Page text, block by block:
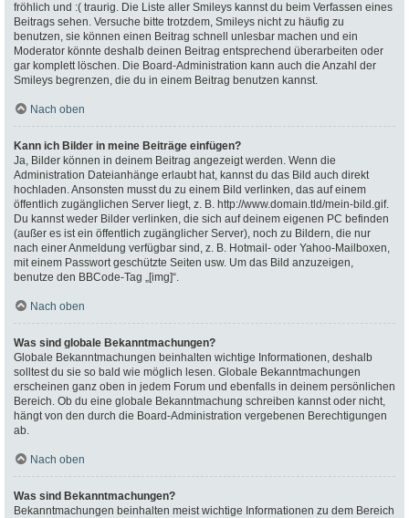
fröhlich und :( traurig. Die Liste aller Smileys kannst du beim Verfassen eines
Beitrags sehen. Versuche bitte trotzdem, Smileys nicht zu häufig zu
benutzen, sie können einen Beitrag schnell unlesbar machen und ein
Moderator könnte deshalb deinen Beitrag entsprechend überarbeiten oder
gar komplett löschen. Die Board-Administration kann auch die Anzahl der
Smileys begrenzen, die du in einem Beitrag benutzen kannst.
Nach oben
Kann ich Bilder in meine Beiträge einfügen?
Ja, Bilder können in deinem Beitrag angezeigt werden. Wenn die
Administration Dateianhänge erlaubt hat, kannst du das Bild auch direkt
hochladen. Ansonsten musst du zu einem Bild verlinken, das auf einem
öffentlich zugänglichen Server liegt, z. B. http://www.domain.tld/mein-bild.gif.
Du kannst weder Bilder verlinken, die sich auf deinem eigenen PC befinden
(außer es ist ein öffentlich zugänglicher Server), noch zu Bildern, die nur
nach einer Anmeldung verfügbar sind, z. B. Hotmail- oder Yahoo-Mailboxen,
mit einem Passwort geschützte Seiten usw. Um das Bild anzuzeigen,
benutze den BBCode-Tag „[img]“.
Nach oben
Was sind globale Bekanntmachungen?
Globale Bekanntmachungen beinhalten wichtige Informationen, deshalb
solltest du sie so bald wie möglich lesen. Globale Bekanntmachungen
erscheinen ganz oben in jedem Forum und ebenfalls in deinem persönlichen
Bereich. Ob du eine globale Bekanntmachung schreiben kannst oder nicht,
hängt von den durch die Board-Administration vergebenen Berechtigungen
ab.
Nach oben
Was sind Bekanntmachungen?
Bekanntmachungen beinhalten meist wichtige Informationen zu dem Bereich